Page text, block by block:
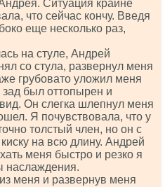
Ситуация крайне
что сейчас кончу. Введя
еще несколько раз,
на стуле, Андрей
со стула, развернул меня
грубовато уложил меня
зад был оттопырен и
Он слегка шлепнул меня
Я почувствовала, что у
толстый член, но он с
на всю длину. Андрей
меня быстро и резко я
наслаждения.
меня и развернув меня